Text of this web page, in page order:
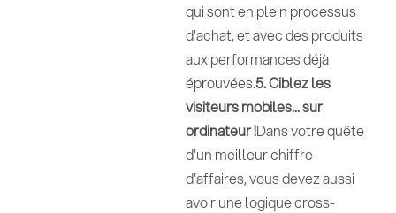
qui sont en plein processus
d'achat, et avec des produits
aux performances déjà
éprouvées.5. Ciblez les
visiteurs mobiles... sur
ordinateur !Dans votre quête
d'un meilleur chiffre
d'affaires, vous devez aussi
avoir une logique cross-